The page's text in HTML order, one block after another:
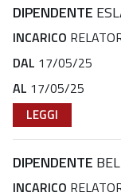
DIPENDENTE
INCARICO
DAL 17/05/25
AL 17/05/25
LEGGI
DIPENDENTE
INCARICO